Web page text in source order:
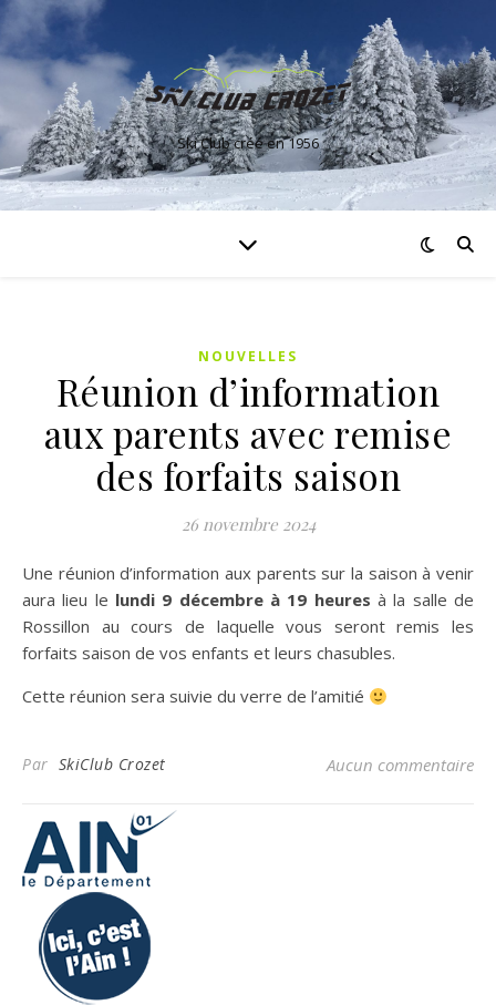
Ski Club créé en 1956
NOUVELLES
Réunion d’information
aux parents avec remise
des forfaits saison
26 novembre 2024
Une réunion d’information aux parents sur la saison à venir
aura lieu le lundi 9 décembre à 19 heures à la salle de
Rossillon au cours de laquelle vous seront remis les
forfaits saison de vos enfants et leurs chasubles.
Cette réunion sera suivie du verre de l’amitié
Par SkiClub Crozet Aucun commentaire